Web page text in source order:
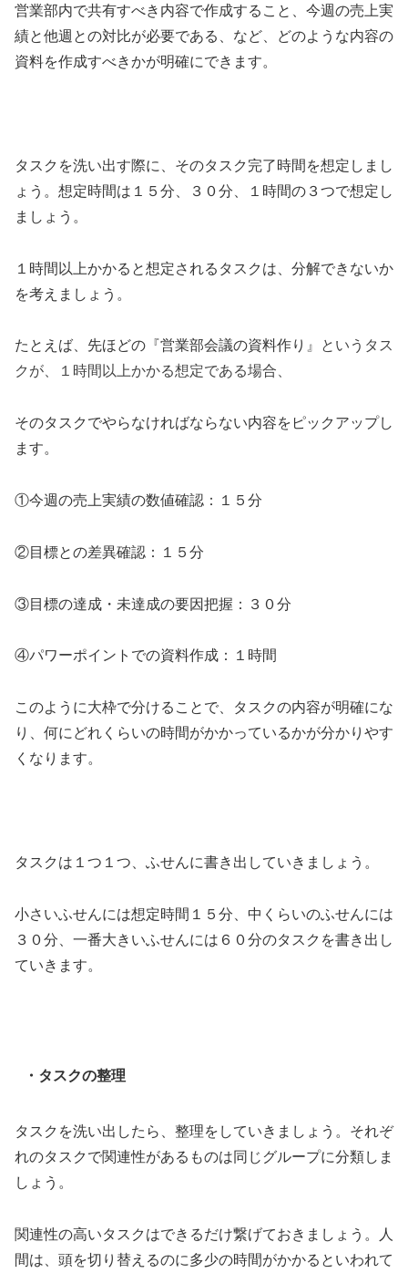
営業部内で共有すべき内容で作成すること、今週の売上実
績と他週との対比が必要である、など、どのような内容の
資料を作成すべきかが明確にできます。
タスクを洗い出す際に、そのタスク完了時間を想定しまし
ょう。想定時間は１５分、３０分、１時間の３つで想定し
ましょう。
１時間以上かかると想定されるタスクは、分解できないか
を考えましょう。
たとえば、先ほどの 『営業部会議の資料作り 』というタス
クが、１時間以上かかる想定である場合、
そのタスクでやらなければならない内容をピックアップし
ます。
①今週の売上実績の数値確認：１５分
②目標との差異確認：１５分
③目標の達成・未達成の要因把握：３０分
④パワーポイントでの資料作成：１時間
このように大枠で分けることで、タスクの内容が明確にな
り、何にどれくらいの時間がかかっているかが分かりやす
くなります。
タスクは１つ１つ、ふせんに書き出していきましょう。
小さいふせんには想定時間１５分、中くらいのふせんには
３０分、一番大きいふせんには６０分のタスクを書き出し
ていきます。
・タスクの整理
タスクを洗い出したら、整理をしていきましょう。それぞ
れのタスクで関連性があるものは同じグループに分類しま
しょう。
関連性の高いタスクはできるだけ繋げておきましょう。人
間は、頭を切り替えるのに多少の時間がかかるといわれて